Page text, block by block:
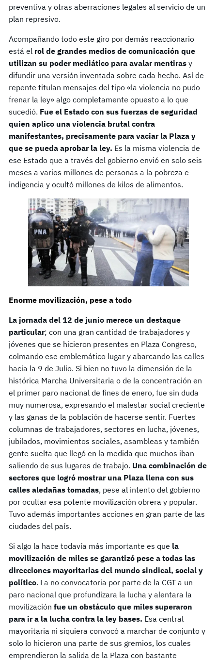
preventiva y otras aberraciones legales al servicio de un
plan represivo.
Acompañando todo este giro por demás reaccionario
está el rol de grandes medios de comunicación que
utilizan su poder mediático para avalar mentiras y
difundir una versión inventada sobre cada hecho. Así de
repente titulan mensajes del tipo «la violencia no pudo
frenar la ley» algo completamente opuesto a lo que
sucedió. Fue el Estado con sus fuerzas de seguridad
quien aplico una violencia brutal contra
manifestantes, precisamente para vaciar la Plaza y
que se pueda aprobar la ley. Es la misma violencia de
ese Estado que a través del gobierno envió en solo seis
meses a varios millones de personas a la pobreza e
indigencia y ocultó millones de kilos de alimentos.
Enorme movilización, pese a todo
La jornada del 12 de junio merece un destaque
particular; con una gran cantidad de trabajadores y
jóvenes que se hicieron presentes en Plaza Congreso,
colmando ese emblemático lugar y abarcando las calles
hacia la 9 de Julio. Si bien no tuvo la dimensión de la
histórica Marcha Universitaria o de la concentración en
el primer paro nacional de fines de enero, fue sin duda
muy numerosa, expresando el malestar social creciente
y las ganas de la población de hacerse sentir. Fuertes
columnas de trabajadores, sectores en lucha, jóvenes,
jubilados, movimientos sociales, asambleas y también
gente suelta que llegó en la medida que muchos iban
saliendo de sus lugares de trabajo. Una combinación de
sectores que logró mostrar una Plaza llena con sus
calles aledañas tomadas, pese al intento del gobierno
por ocultar esa potente movilización obrera y popular.
Tuvo además importantes acciones en gran parte de las
ciudades del país.
Si algo la hace todavía más importante es que la
movilización de miles se garantizó pese a todas las
direcciones mayoritarias del mundo sindical, social y
político. La no convocatoria por parte de la CGT a un
paro nacional que profundizara la lucha y alentara la
movilización fue un obstáculo que miles superaron
para ir a la lucha contra la ley bases. Esa central
mayoritaria ni siquiera convocó a marchar de conjunto y
solo lo hicieron una parte de sus gremios, los cuales
emprendieron la salida de la Plaza con bastante